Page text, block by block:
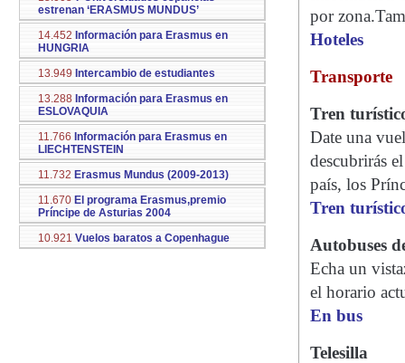
estrenan ‘ERASMUS MUNDUS’
14.452 Información para Erasmus en
HUNGRIA
13.949 Intercambio de estudiantes
13.288 Información para Erasmus en
ESLOVAQUIA
11.766 Información para Erasmus en
LIECHTENSTEIN
11.732 Erasmus Mundus (2009-2013)
11.670 El programa Erasmus,premio
Príncipe de Asturias 2004
10.921 Vuelos baratos a Copenhague
por
Hoteles
Transporte
Tren
Date una
descubrirás
país, los
Tren
Autobuses
Echa un
el horario
En bus
Telesilla